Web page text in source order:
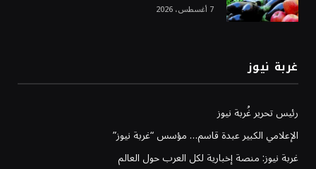
7 أغسطس، 2026
غربة نيوز
رئيس تحرير غُربة نيوز
الإعلامي الكبير عبدة قاسم… مؤسس “غربة نيوز”
غربة نيوز: منصة إخبارية لكل العرب حول العالم